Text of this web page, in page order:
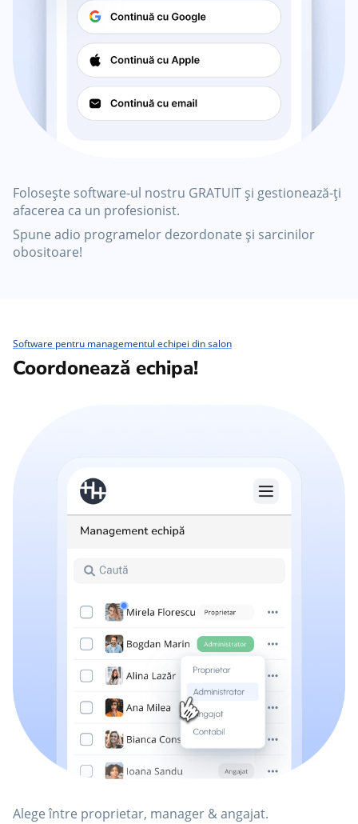
Folosește software-ul nostru GRATUIT și gestionează-ți
afacerea ca un profesionist.
Spune adio programelor dezordonate și sarcinilor
obositoare!
Software pentru managementul echipei din salon
Coordonează echipa!
Alege între proprietar, manager & angajat.